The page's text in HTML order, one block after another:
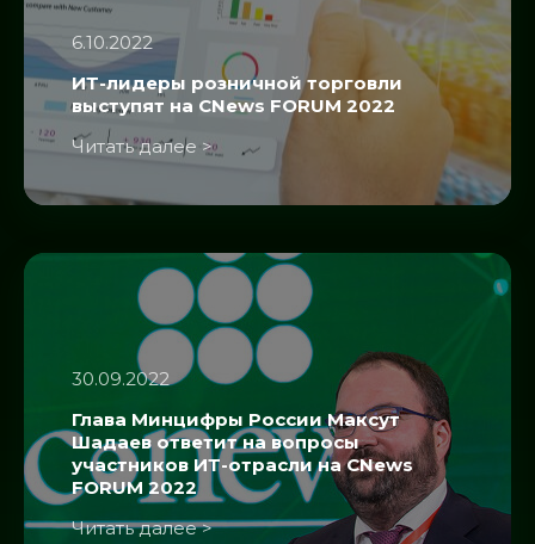
6.10.2022
ИТ-лидеры розничной торговли
выступят на CNews FORUM 2022
Читать далее >
30.09.2022
Глава Минцифры России Максут
Шадаев ответит на вопросы
участников ИТ-отрасли на CNews
FORUM 2022
Читать далее >